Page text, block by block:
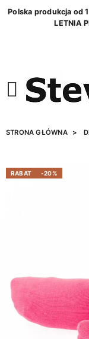
Polska produkcja od
LETNIA
STRONA GŁÓWNA
RABAT -20%